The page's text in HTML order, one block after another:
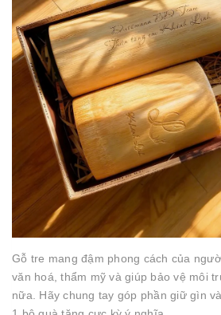
Gỗ tre mang đậm phong cách của
văn hoá, thẩm mỹ và giúp bảo vệ môi
nữa. Hãy chung tay góp phần giữ gìn